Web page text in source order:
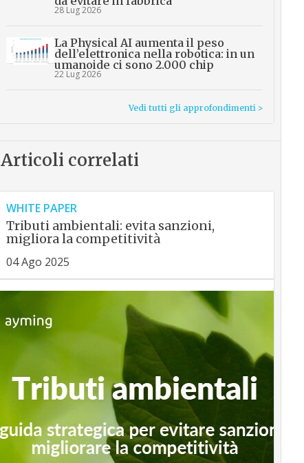
28 Lug 2026
La Physical AI aumenta il peso
dell’elettronica nella robotica: in un
umanoide ci sono 2.000 chip
22 Lug 2026
Vedi tutti gli approfondimenti >
Articoli correlati
WHITE PAPER
Tributi ambientali: evita sanzioni,
migliora la competitività
04 Ago 2025